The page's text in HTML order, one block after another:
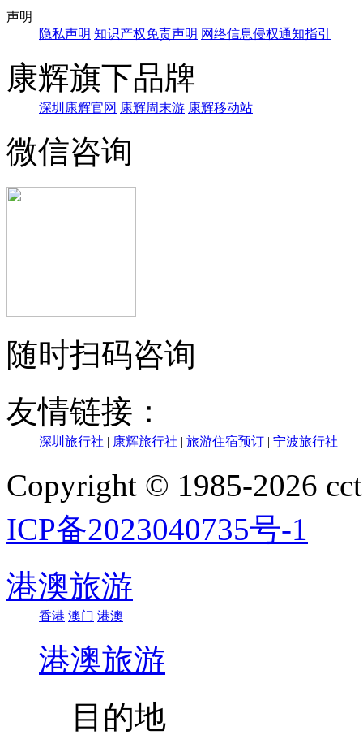
声明
隐私声明 知识产权免责声明 网络信息侵权通知指引
康辉旗下品牌
深圳康辉官网 康辉周末游 康辉移动站
微信咨询
随时扫码咨询
友情链接：
深圳旅行社 | 康辉旅行社 | 旅游住宿预订 | 宁波旅行社
Copyright © 1985-2026
ICP备2023040735号-1
港澳旅游
香港 澳门 港澳
港澳旅游
目的地